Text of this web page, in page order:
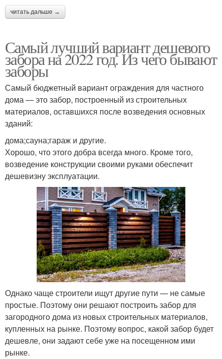
читать дальше →
Самый лучший вариант дешевого
забора на 2022 год. Из чего бывают
заборы
Самый бюджетный вариант ограждения для частного
дома — это забор, построенный из строительных
материалов, оставшихся после возведения основных
зданий:
дома;сауна;гараж и другие.
Хорошо, что этого добра всегда много. Кроме того,
возведение конструкции своими руками обеспечит
дешевизну эксплуатации.
Однако чаще строители ищут другие пути — не самые
простые. Поэтому они решают построить забор для
загородного дома из новых строительных материалов,
купленных на рынке. Поэтому вопрос, какой забор будет
дешевле, они задают себе уже на посещенном ими
рынке.